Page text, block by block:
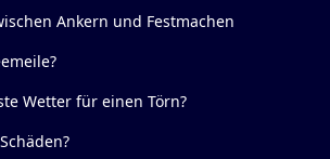
Ankern und Festmachen
Wetter für einen Törn?